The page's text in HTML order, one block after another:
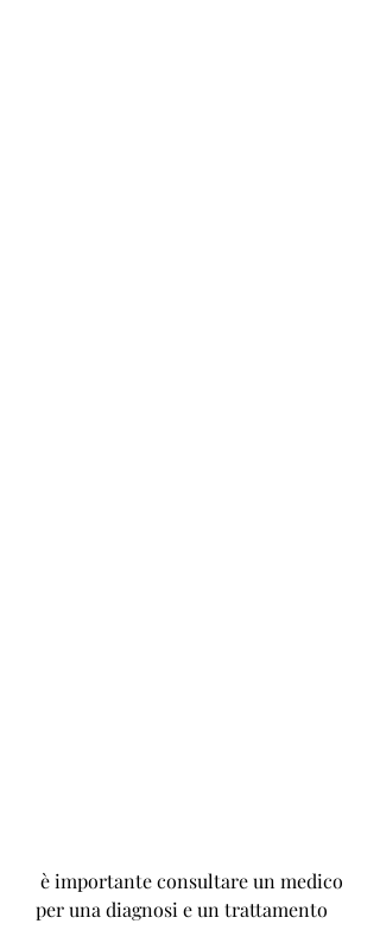
per una diagnosi e un trattamento